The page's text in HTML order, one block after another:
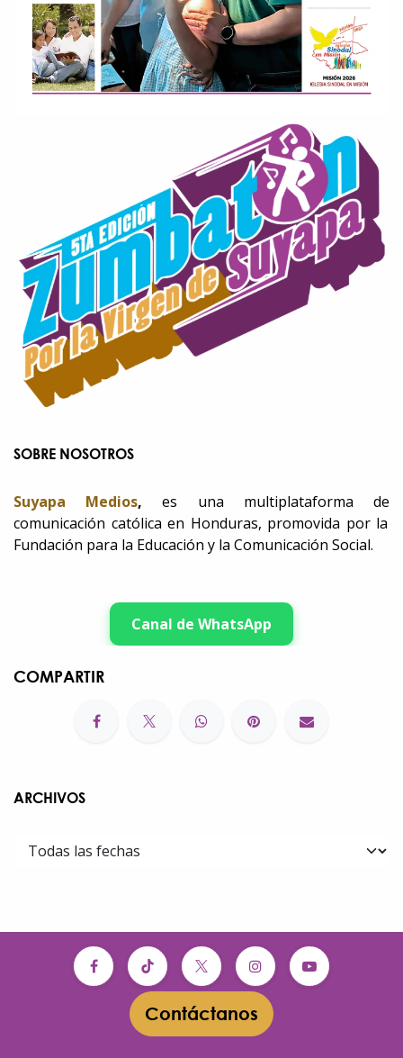
SOBRE NOSOTROS
Suyapa Medios, es una multiplataforma de
comunicación católica en Honduras, promovida por la
Fundación para la Educación y la Comunicación Social.
Canal de WhatsApp
COMPARTIR
ARCHIVOS
Contáctanos​​